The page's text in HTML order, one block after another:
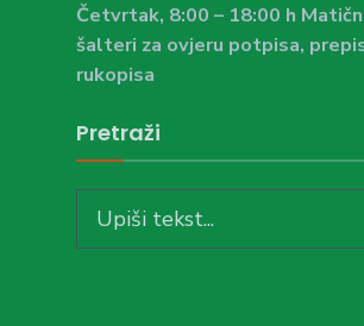
Četvrtak, 8:00 – 18:00 h
šalteri za ovjeru potpisa,
rukopisa
Pretraži
for: